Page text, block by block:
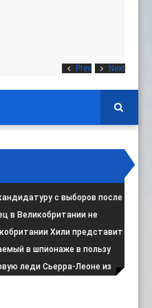
Prev Next
с выборов после
в Великобритании не
:
Хили представит
в шпионаже в пользу
леди Сьерра-Леоне из